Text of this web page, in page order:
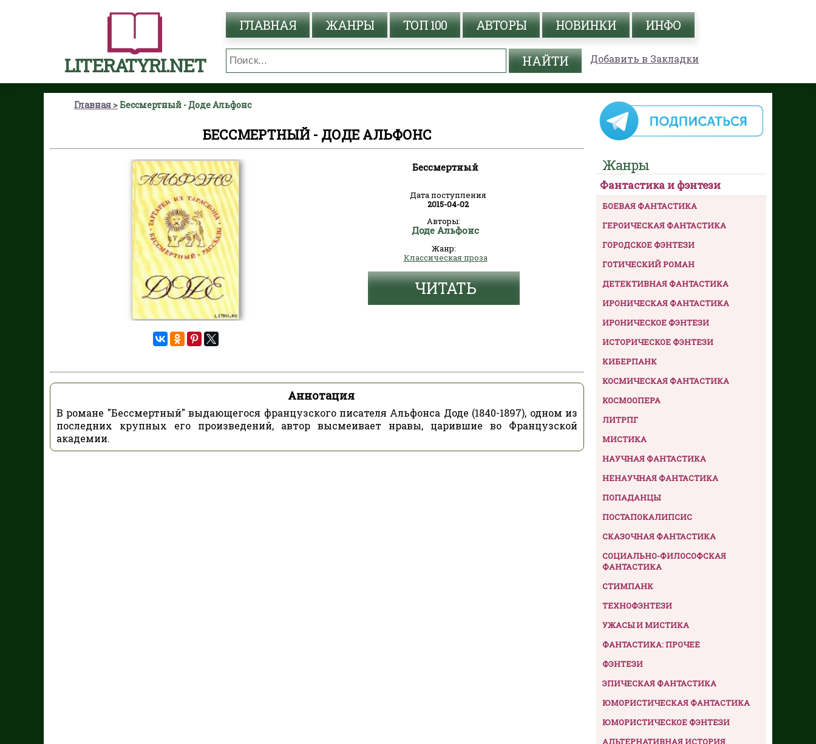
LITERATYRI.NET
ГЛАВНАЯ ЖАНРЫ ТОП 100 АВТОРЫ НОВИНКИ ИНФО
Добавить в Закладки
Главная Бессмертный - Доде Альфонс
БЕССМЕРТНЫЙ - ДОДЕ АЛЬФОНС
Бессмертный
Дата поступления
2015-04-02
Авторы:
Доде Альфонс
Жанр:
Классическая проза
ЧИТАТЬ
Аннотация
В романе "Бессмертный" выдающегося французского писателя Альфонса Доде (1840-1897), одном из
последних крупных его произведений, автор высмеивает нравы, царившие во Французской
академии.
Жанры
Фантастика и фэнтези
БОЕВАЯ ФАНТАСТИКА
ГЕРОИЧЕСКАЯ ФАНТАСТИКА
ГОРОДСКОЕ ФЭНТЕЗИ
ГОТИЧЕСКИЙ РОМАН
ДЕТЕКТИВНАЯ ФАНТАСТИКА
ИРОНИЧЕСКАЯ ФАНТАСТИКА
ИРОНИЧЕСКОЕ ФЭНТЕЗИ
ИСТОРИЧЕСКОЕ ФЭНТЕЗИ
КИБЕРПАНК
КОСМИЧЕСКАЯ ФАНТАСТИКА
КОСМООПЕРА
ЛИТРПГ
МИСТИКА
НАУЧНАЯ ФАНТАСТИКА
НЕНАУЧНАЯ ФАНТАСТИКА
ПОПАДАНЦЫ
ПОСТАПОКАЛИПСИС
СКАЗОЧНАЯ ФАНТАСТИКА
СОЦИАЛЬНО-ФИЛОСОФСКАЯ
ФАНТАСТИКА
СТИМПАНК
ТЕХНОФЭНТЕЗИ
УЖАСЫ И МИСТИКА
ФАНТАСТИКА: ПРОЧЕЕ
ФЭНТЕЗИ
ЭПИЧЕСКАЯ ФАНТАСТИКА
ЮМОРИСТИЧЕСКАЯ ФАНТАСТИКА
ЮМОРИСТИЧЕСКОЕ ФЭНТЕЗИ
АЛЬТЕРНАТИВНАЯ ИСТОРИЯ